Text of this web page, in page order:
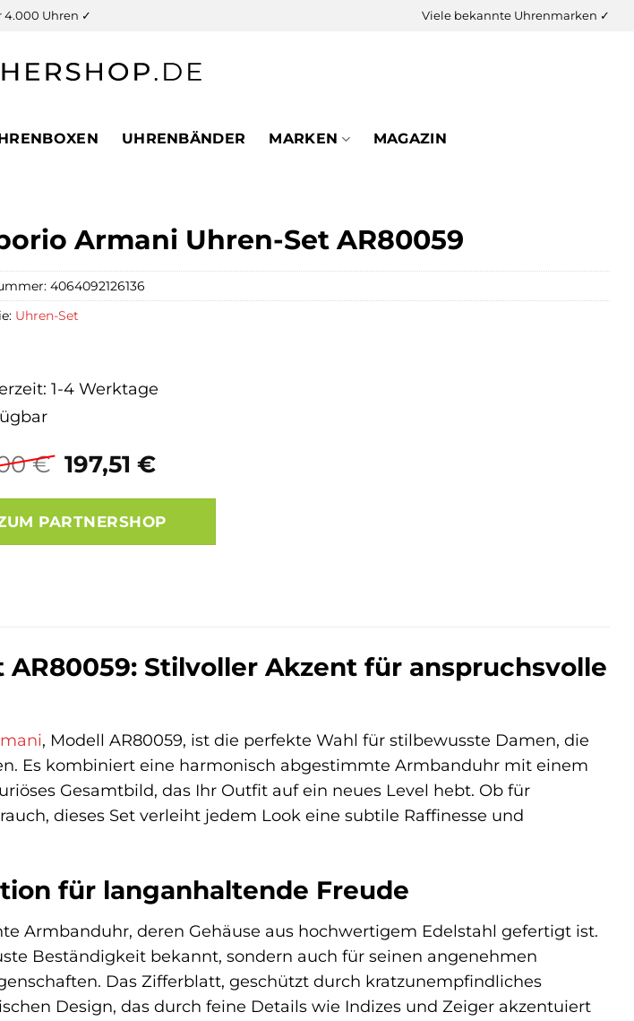
4.000 Uhren ✓ Viele bekannte Uhrenmarken ✓
UHRENBÄNDER MARKEN MAGAZIN
Armani Uhren-Set AR80059
€ Ursprünglicher
war:
289,00 €
197,51 €Aktueller
ist:
197,51 €.
1-4 Werktage
PARTNERSHOP
4064092126136
Uhren-Set
Stilvoller Akzent für anspruchsvolle
, Modell AR80059, ist die perfekte Wahl für stilbewusste Damen, die
Es kombiniert eine harmonisch abgestimmte Armbanduhr mit einem
Gesamtbild, das Ihr Outfit auf ein neues Level hebt. Ob für
dieses Set verleiht jedem Look eine subtile Raffinesse und
für langanhaltende Freude
Armbanduhr, deren Gehäuse aus hochwertigem Edelstahl gefertigt ist.
Beständigkeit bekannt, sondern auch für seinen angenehmen
Das Zifferblatt, geschützt durch kratzunempfindliches
Design, das durch feine Details wie Indizes und Zeiger akzentuiert